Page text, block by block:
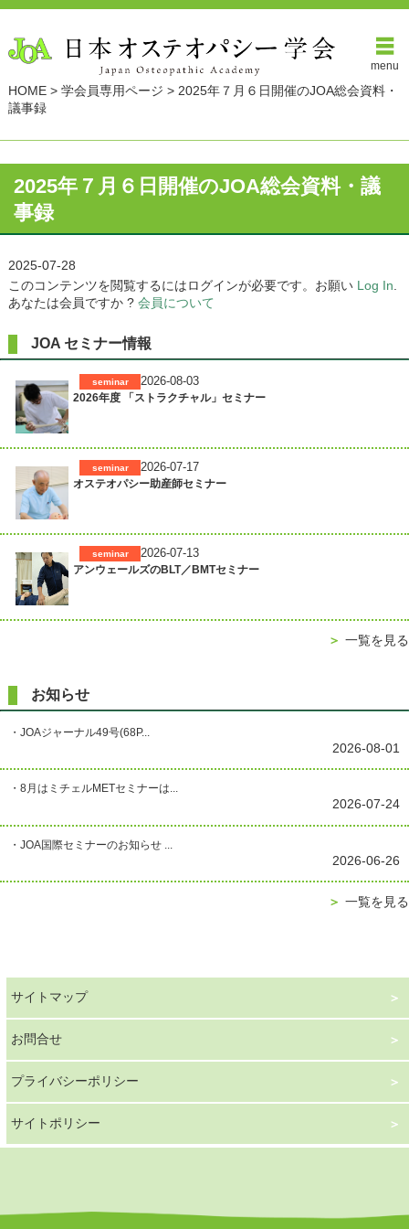
menu
HOME> 学会員専用ページ > 2025年７月６日開催のJOA総会資料・
議事録
2025年７月６日開催のJOA総会資料・議
事録
2025-07-28
このコンテンツを閲覧するにはログインが必要です。お願い Log In
あなたは会員ですか ? 会員について
JOA セミナー情報
2026-08-03
seminar
2026年度 「ストラクチャル」セミナー
2026-07-17
seminar
オステオパシー助産師セミナー
2026-07-13
seminar
アンウェールズのBLT／BMTセミナー
＞ 一覧を見る
お知らせ
・JOAジャーナル49号(68P...
2026-08-01
・8月はミチェルMETセミナーは...
2026-07-24
・JOA国際セミナーのお知らせ ...
2026-06-26
＞ 一覧を見る
サイトマップ
お問合せ
プライバシーポリシー
サイトポリシー